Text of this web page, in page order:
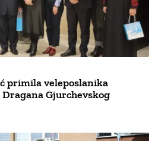
primila veleposlanika
Gjurchevskog